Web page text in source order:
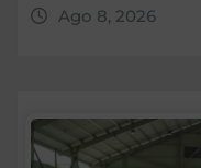
Ago 8, 2026